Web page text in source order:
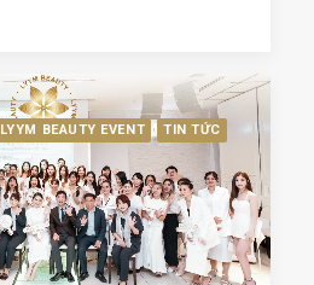
LYYM BEAUTY EVENT TIN TỨC